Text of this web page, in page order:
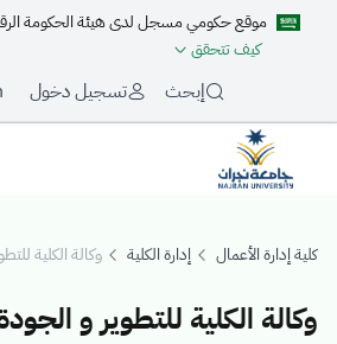
موقع حكومي مسجل لدى هيئة الحكومة
كيف تتحقق
إبحث تسجيل دخول
كلية إدارة الأعمال إدارة الكلية وكالة الكلية
وكالة الكلية للتطوير و